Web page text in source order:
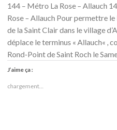
144 – Métro La Rose – Allauch
Rose – Allauch Pour permettre
de la Saint Clair dans le village
déplace le terminus « Allauch« ,
Rond-Point de Saint Roch le
J’aime ça :
chargement…